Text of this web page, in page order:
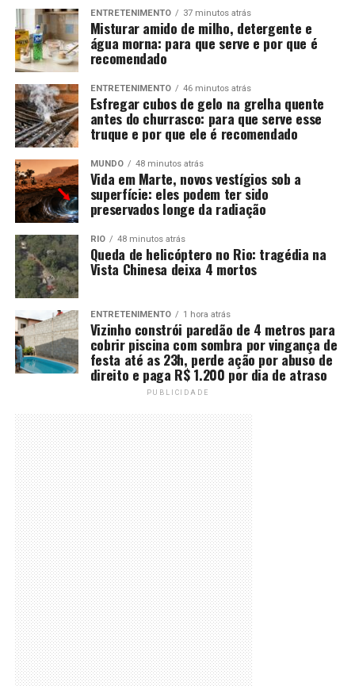
ENTRETENIMENTO 37 minutos atrás
Misturar amido de milho, detergente e
água morna: para que serve e por que é
recomendado
ENTRETENIMENTO 46 minutos atrás
Esfregar cubos de gelo na grelha quente
antes do churrasco: para que serve esse
truque e por que ele é recomendado
MUNDO 48 minutos atrás
Vida em Marte, novos vestígios sob a
superfície: eles podem ter sido
preservados longe da radiação
RIO 48 minutos atrás
Queda de helicóptero no Rio: tragédia na
Vista Chinesa deixa 4 mortos
ENTRETENIMENTO 1 hora atrás
Vizinho constrói paredão de 4 metros para
cobrir piscina com sombra por vingança de
festa até as 23h, perde ação por abuso de
direito e paga R$ 1.200 por dia de atraso
PUBLICIDADE